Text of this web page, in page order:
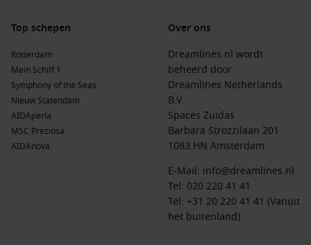
Top schepen
Rotterdam
Mein Schiff 1
Symphony of the Seas
Nieuw Statendam
AIDAperla
MSC Preziosa
AIDAnova
Over ons
Dreamlines.nl wordt
beheerd door
Dreamlines Netherlands
B.V.
Spaces Zuidas
Barbara Strozzilaan 201
1083 HN Amsterdam
E-Mail: info@dreamlines.nl
Tel: 020 220 41 41
Tel: +31 20 220 41 41 (Vanuit
het buitenland)